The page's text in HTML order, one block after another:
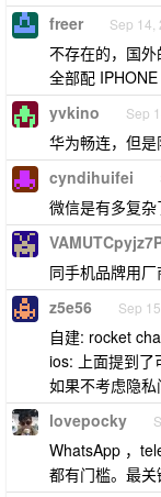
freer Sep 14,
不存在的，国
全部配
yvkino Sep
华为畅连，但
cyndihuifei
微信是有多复杂
同手机品牌用
z5e56 Sep
自建: rocket
ios: 上面提到了
如果不考虑隐
lovepocky
WhatsApp ，
都有门槛。最